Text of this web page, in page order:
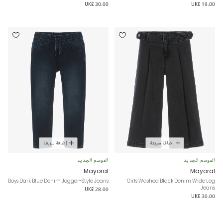
UK£ 19.00
UK£ 30.00
إضافة سريعة
الموسم الجديد
Mayoral
Girls Washed Black Denim Wide Leg
Jeans
UK£ 30.00
إضافة سريعة
الموسم الجديد
Mayoral
Boys Dark Blue Denim Jogger-Style Jeans
UK£ 28.00